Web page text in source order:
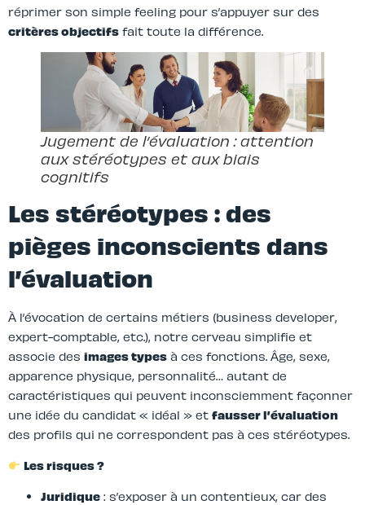
réprimer son simple feeling pour s’appuyer sur des
critères objectifs fait toute la différence.
Jugement de l’évaluation : attention
aux stéréotypes et aux biais
cognitifs
Les stéréotypes : des
pièges inconscients dans
l’évaluation
À l’évocation de certains métiers (business developer,
expert-comptable, etc.), notre cerveau simplifie et
associe des images types à ces fonctions. Âge, sexe,
apparence physique, personnalité… autant de
caractéristiques qui peuvent inconsciemment façonner
une idée du candidat « idéal » et fausser l’évaluation
des profils qui ne correspondent pas à ces stéréotypes.
Les risques ?
Juridique : s’exposer à un contentieux, car des